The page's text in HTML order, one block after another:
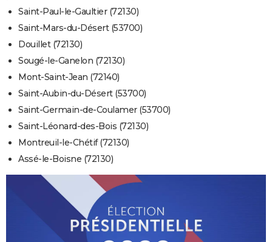
Saint-Paul-le-Gaultier (72130)
Saint-Mars-du-Désert (53700)
Douillet (72130)
Sougé-le-Ganelon (72130)
Mont-Saint-Jean (72140)
Saint-Aubin-du-Désert (53700)
Saint-Germain-de-Coulamer (53700)
Saint-Léonard-des-Bois (72130)
Montreuil-le-Chétif (72130)
Assé-le-Boisne (72130)